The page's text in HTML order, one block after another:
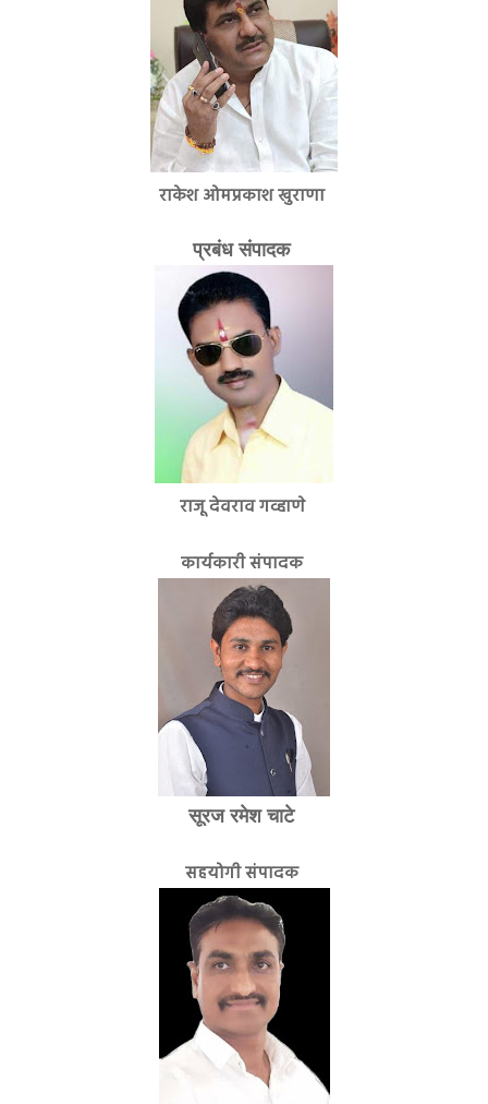
राकेश ओमप्रकाश खुराणा
प्रबंध संपादक
राजू देवराव गव्हाणे
कार्यकारी संपादक
सूरज रमेश चाटे
सहयोगी संपादक